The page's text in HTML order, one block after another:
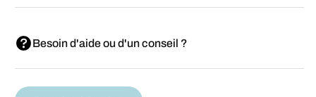
Besoin d'aide ou d'un conseil ?